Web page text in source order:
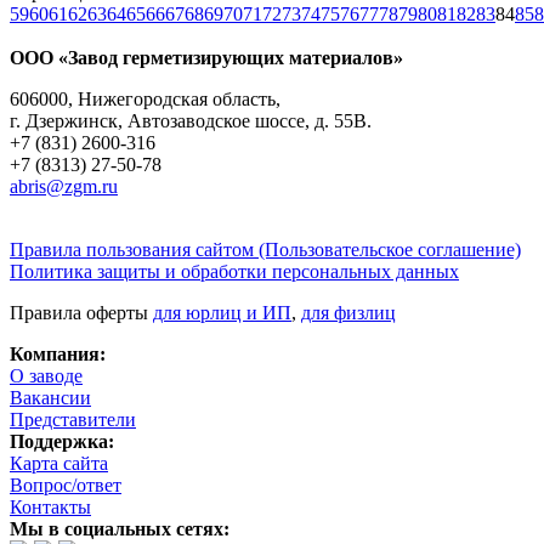
59606162636465666768697071 7273747576777879808182838485
ООО «Завод герметизирующих материалов»
606000, Нижегородская область,
г. Дзержинск, Автозаводское шоссе, д. 55В.
+7 (831) 2600-316
+7 (8313) 27-50-78
abris@zgm.ru
Правила пользования сайтом (Пользовательское соглашение)
Политика защиты и обработки персональных данных
Правила оферты для юрлиц и ИП, для физлиц
Компания:
О заводе
Вакансии
Представители
Поддержка:
Карта сайта
Вопрос/ответ
Контакты
Мы в социальных сетях: